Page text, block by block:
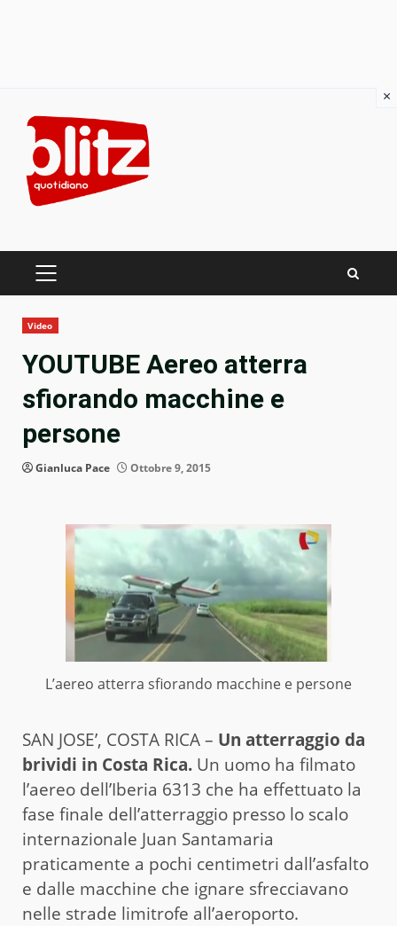
content
PRIMARY
Video
YOUTUBE Aereo atterra
sfiorando macchine e
persone
Gianluca Pace Ottobre 9, 2015
L’aereo atterra sfiorando macchine e persone
SAN JOSE’, COSTA RICA – Un atterraggio da
brividi in Costa Rica. Un uomo ha filmato
l’aereo dell’Iberia 6313 che ha effettuato la
fase finale dell’atterraggio presso lo scalo
internazionale Juan Santamaria
praticamente a pochi centimetri dall’asfalto
e dalle macchine che ignare sfrecciavano
nelle strade limitrofe all’aeroporto.
×